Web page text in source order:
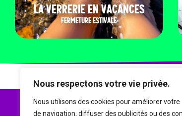
Nous respectons votre vie privée.
Nous utilisons des cookies pour améliorer votre
de navigation, diffuser des publicités ou des
LA VERRERIE EN VACANCES
FERMETURE ESTIVALE